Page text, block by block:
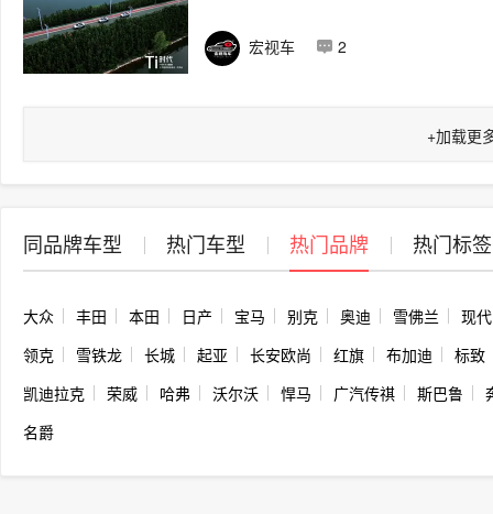
宏视车 2
+加载更
同品牌车型 热门车型 热门品牌 热门标签
大众 丰田 本田 日产 宝马 别克 奥迪 雪佛兰
现代
领克
雪铁龙 长城 起亚 长安欧尚 红旗 布加迪
标致
凯迪拉克
荣威 哈弗 沃尔沃 悍马 广汽传祺 斯巴鲁
名爵